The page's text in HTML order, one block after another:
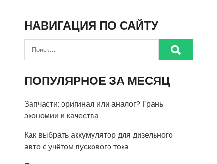
НАВИГАЦИЯ ПО САЙТУ
ПОПУЛЯРНОЕ ЗА МЕСЯЦ
Запчасти: оригинал или аналог? Грань
экономии и качества
Как выбрать аккумулятор для дизельного
авто с учётом пускового тока